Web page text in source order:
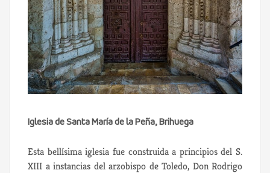
Iglesia de Santa María de la Peña, Brihuega
Esta bellísima iglesia fue construida a principios del S.
XIII a instancias del arzobispo de Toledo, Don Rodrigo